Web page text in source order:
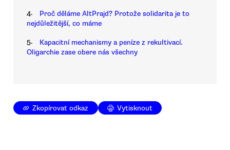
4.
Proč děláme AltPrajd? Protože solidarita je to
nejdůležitější, co máme
5.
Kapacitní mechanismy a peníze z rekultivací.
Oligarchie zase obere nás všechny
Zkopírovat odkaz Vytisknout